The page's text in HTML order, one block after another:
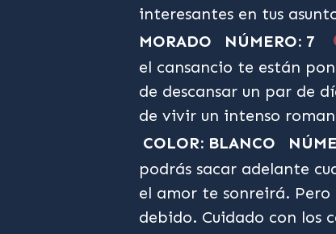
interesantes en tus
MORADO
NÚMERO: 7
el cansancio te están
de descansar un par de
de vivir un intenso
COLOR: BLANCO
podrás sacar adelante
el amor te sonreirá.
debido. Cuidado con los